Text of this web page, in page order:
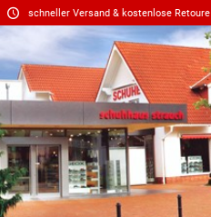
schneller Versand & kostenlose Retoure